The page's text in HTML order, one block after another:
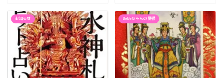
お知らせ BeBeちゃんの憂鬱